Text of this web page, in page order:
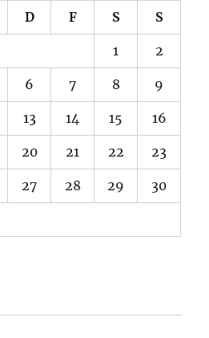
D F S S
1 2
6 7 8 9
13 14 15 16
20 21 22 23
27 28 29 30